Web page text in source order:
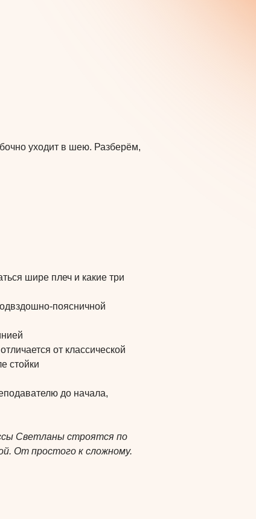
уходит в шею. Разберём,
шире плеч и какие три
поясничной
от классической
стойки
до начала,
Светланы строятся по
От простого к сложному.